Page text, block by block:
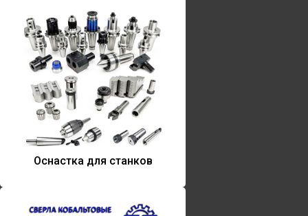
Оснастка для станков